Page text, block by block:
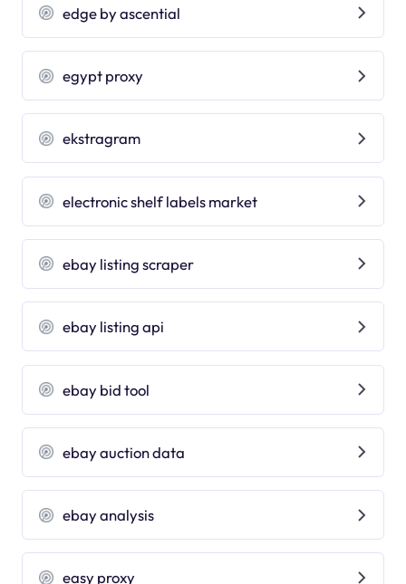
edge by ascential
egypt proxy
ekstragram
electronic shelf labels market
ebay listing scraper
ebay listing api
ebay bid tool
ebay auction data
ebay analysis
easy proxy